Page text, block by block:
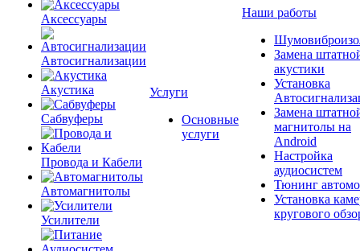
Аксессуары
Автосигнализации
Акустика
Сабвуферы
Провода и Кабели
Автомагнитолы
Усилители
Услуги
Основные
услуги
Наши работы
Замена
акустики
Установка
Замена
магнитолы на
Android
Настройка
аудиосистем
Тюнинг
Установка
кругового